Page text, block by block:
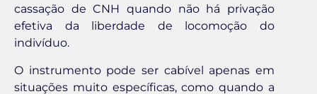
cassação de CNH quando não há privação
efetiva da liberdade de locomoção do
indivíduo.
O instrumento pode ser cabível apenas em
situações muito específicas, como quando a